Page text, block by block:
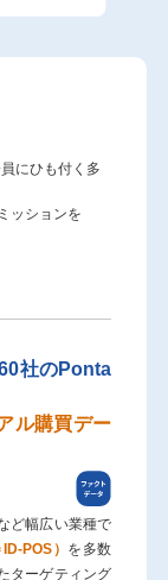
にひも付く多
ッションを
社のPonta
ル購買デー
ど幅広い業種で
POS） を多数
ターゲティング